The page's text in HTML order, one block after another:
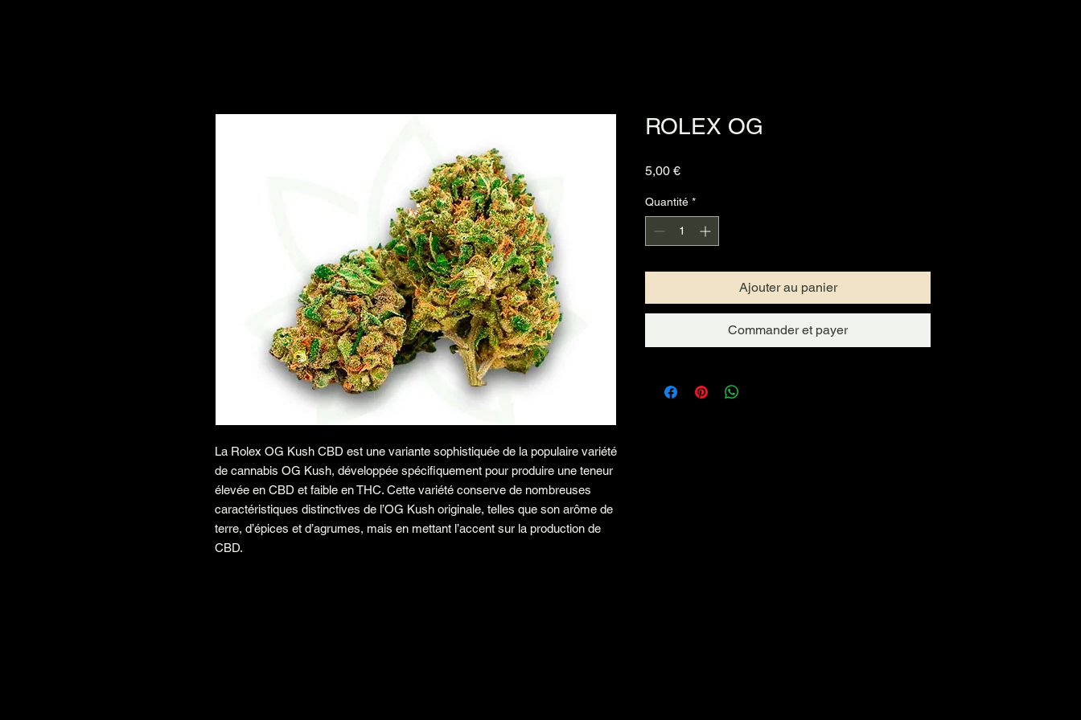
La Rolex OG Kush CBD est une variante sophistiquée de la populaire variété
de cannabis OG Kush, développée spécifiquement pour produire une teneur
élevée en CBD et faible en THC. Cette variété conserve de nombreuses
caractéristiques distinctives de l’OG Kush originale, telles que son arôme de
terre, d’épices et d’agrumes, mais en mettant l’accent sur la production de
CBD.
ROLEX OG
5,00 €Prix
Quantité *
Ajouter au panier
Commander et payer